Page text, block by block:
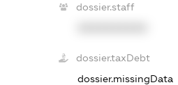
dossier.staff
dossier.taxDebt
dossier.missingData